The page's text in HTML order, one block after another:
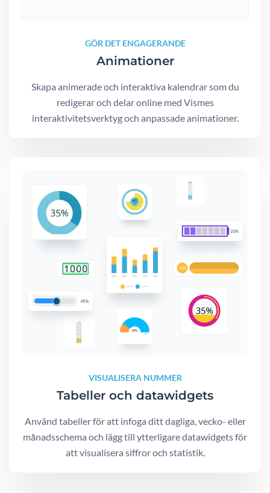
GÖR DET ENGAGERANDE
Animationer
Skapa animerade och interaktiva kalendrar som du
redigerar och delar online med Vismes
interaktivitetsverktyg och anpassade animationer.
VISUALISERA NUMMER
Tabeller och datawidgets
Använd tabeller för att infoga ditt dagliga, vecko- eller
månadsschema och lägg till ytterligare datawidgets för
att visualisera siffror och statistik.